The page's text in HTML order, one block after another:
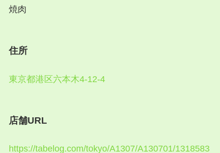
焼肉
住所
東京都港区六本木4-12-4
店舗URL
https://tabelog.com/tokyo/A1307/A130701/1318583